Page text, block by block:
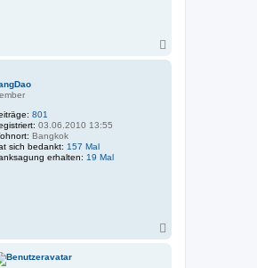
801
03.06.2010 13:55
Bangkok
sich bedankt: 157 Mal
erhalten: 19 Mal